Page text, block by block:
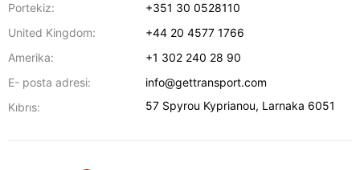
Portekiz:
+351 30 0528110
United Kingdom:
+44 20 4577 1766
Amerika:
+1 302 240 28 90
E- posta adresi:
info@gettransport.com
Kıbrıs:
57 Spyrou Kyprianou, Larnaka 6051